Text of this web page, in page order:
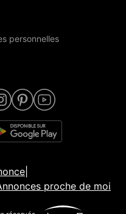
personnelles
proche de moi